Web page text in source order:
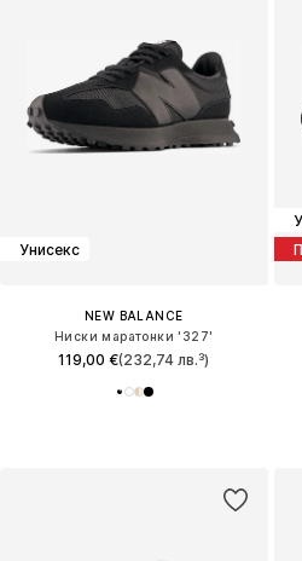
Унисекс
NEW BALANCE
Ниски маратонки '327'
119,00 €(232,74 лв.³)